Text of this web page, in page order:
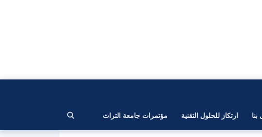
ارتكاز للحلول التقنية مؤتمرات جامعة التراث